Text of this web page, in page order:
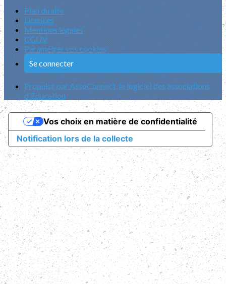
Plan du site
Licences
Mentions légales
CGUV
Paramétrer vos cookies
Se connecter
Propulsé par AssoConnect, le logiciel des associations
d'Éducation
Notification lors de la collecte
Vos choix en matière de confidentialité